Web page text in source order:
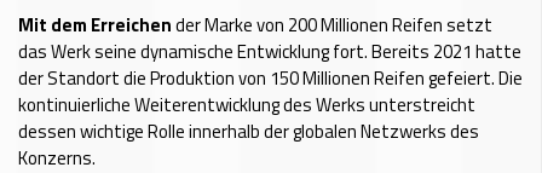
Mit dem Erreichender Marke von 200 Millionen Reifen setzt
das Werk seine dynamische Entwicklung fort. Bereits 2021 hatte
der Standort die Produktion von 150 Millionen Reifen gefeiert. Die
kontinuierliche Weiterentwicklung des Werks unterstreicht
dessen wichtige Rolle innerhalb der globalen Netzwerks des
Konzerns.